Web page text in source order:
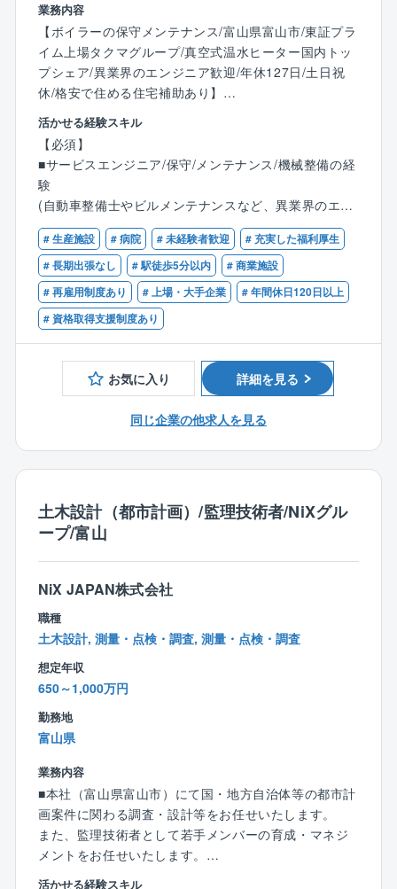
（2）ワークライフバランスを意識した就業環境
■公共性の高い仕事でありながら、「無理のない働き方
を重視する社風」
■業務過多にならないよう、組織的に業務を分担
■プライベートとの両立を意識した働き方が可能
【社風/文化について】
技術者一人ひとりの専門性を尊重し、長期的な育成を
重視。中途入社者も多く、施工管理経験者が多数活躍
しています。
【同社について】
■公共インフラ分野を牽引するリーディングカンパニー
官公庁向けインフラ事業において長年の実績と信頼を
築き、業界を代表する存在として社会基盤を支えてい
社会的影響力の大きいプロジェクトに携わることがで
きます。
業務内容
【ボイラーの保守メンテナンス/富山県富山市/東証プラ
イム上場タクマグループ/真空式温水ヒーター国内トッ
プシェア/異業界のエンジニア歓迎/年休127日/土日祝
休/格安で住める住宅補助あり】
■業務内容：
同社は商業施設や病院、工場等で利用されるボイラや
ヒータのメーカーです。開発からメンテナンスまで対
応しているため、顧客に寄り添った提案が可能となり
ます。同社にてボイラの保守・メンテナンスをお任せ
します。
■業務詳細：
各種ボイラ及び周辺機器の製品内における試運転業
務、修理対応、顧客管理、アフターメンテナンス、更
・メンテナンス…顧客の施設を定期的に訪問し、定期
保守や点検消耗部品の交換、ボイラ内の清掃、水質の
チェック、訪問先は大型の施設から小規模の店頭まで
様々です。ボイラは燃料や重量別に種類が多岐にわた
入社後は現場でのOJTや階層別教育を通して業務や製
品について学んで頂きます。将来的には技術者と同レ
ベルの知識を身に着けることができます。
【同社の魅力】
業界シェアトップクラス：同社はボイラ業界でトップ
クラスのシェアを有しております。
また全国に拠点を設けており、より顧客の近くでニー
ズに応えられるような体制を築いております。
製造から販売までボイラに関するあらゆる事業を手掛
生活の基盤を支える事業をして手掛けております。
また、同社は民生熱エネルギー分野でトップ企業とな
ることを目指しており、すべてのステークホルダーの
皆さまにとって価値ある企業になるよう事業を展開し
ています。
【働き方】
■残業月30～40時間程度です。
活かせる経験スキル
【必須】
■サービスエンジニア/保守/メンテナンス/機械整備の経
験
(自動車整備士やビルメンテナンスなど、異業界のエン
ジニアから転職された方が活躍中！)
【歓迎】
■ボイラ等の業務関連に関する知識、資格
■普通自動車免許第一種
# 生産施設 # 病院 # 未経験者歓迎
# 充実した福利厚生
# 長期出張なし
# 駅徒歩5分以内
# 商業施設
# 再雇用制度あり
# 上場・大手企業
# 年間休日120日以上
# 資格取得支援制度あり
お気に入り 詳細を見る
同じ企業の他求人を見る
土木設計（都市計画）/監理技術者/NiXグル
ープ/富山
NiX JAPAN株式会社
職種
土木設計, 測量・点検・調査, 測量・点検・調査
想定年収
650～1,000万円
勤務地
富山県
業務内容
■本社（富山県富山市）にて国・地方自治体等の都市計
画案件に関わる調査・設計等をお任せいたします。
また、監理技術者として若手メンバーの育成・マネジ
メントをお任せいたします。
活かせる経験スキル